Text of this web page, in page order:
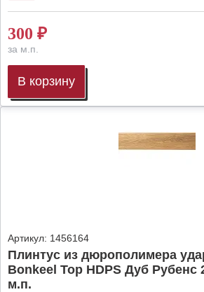
300 ₽
за м.п.
В корзину
Артикул: 1456164
Плинтус из дюрополимера
Bonkeel Top HDPS Дуб Рубенс
м.п.